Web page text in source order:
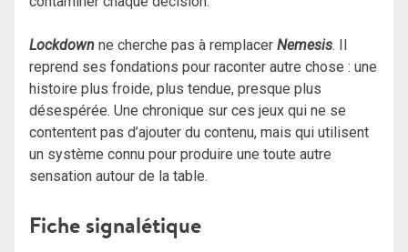
Lockdown ne cherche pas à remplacer Nemesis. Il
reprend ses fondations pour raconter autre chose : une
histoire plus froide, plus tendue, presque plus
désespérée. Une chronique sur ces jeux qui ne se
contentent pas d’ajouter du contenu, mais qui utilisent
un système connu pour produire une toute autre
sensation autour de la table.
Fiche signalétique